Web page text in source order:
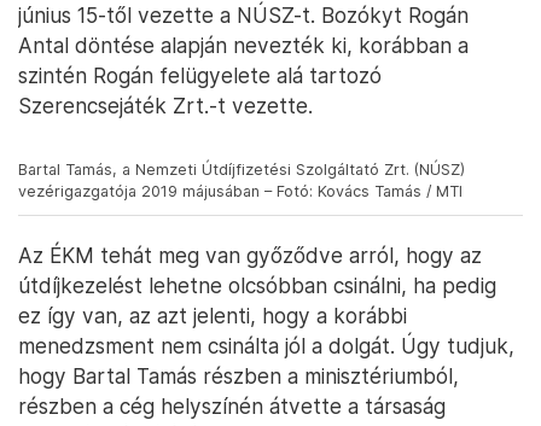
június 15-től vezette a NÚSZ-t. Bozókyt Rogán
Antal döntése alapján nevezték ki, korábban a
szintén Rogán felügyelete alá tartozó
Szerencsejáték Zrt.-t vezette.